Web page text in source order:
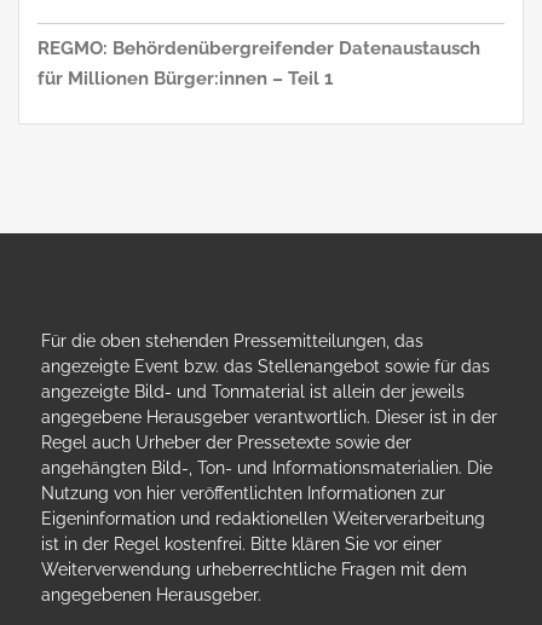
REGMO: Behördenübergreifender Datenaustausch
für Millionen Bürger:innen – Teil 1
Für die oben stehenden Pressemitteilungen, das
angezeigte Event bzw. das Stellenangebot sowie für das
angezeigte Bild- und Tonmaterial ist allein der jeweils
angegebene Herausgeber verantwortlich. Dieser ist in der
Regel auch Urheber der Pressetexte sowie der
angehängten Bild-, Ton- und Informationsmaterialien. Die
Nutzung von hier veröffentlichten Informationen zur
Eigeninformation und redaktionellen Weiterverarbeitung
ist in der Regel kostenfrei. Bitte klären Sie vor einer
Weiterverwendung urheberrechtliche Fragen mit dem
angegebenen Herausgeber.